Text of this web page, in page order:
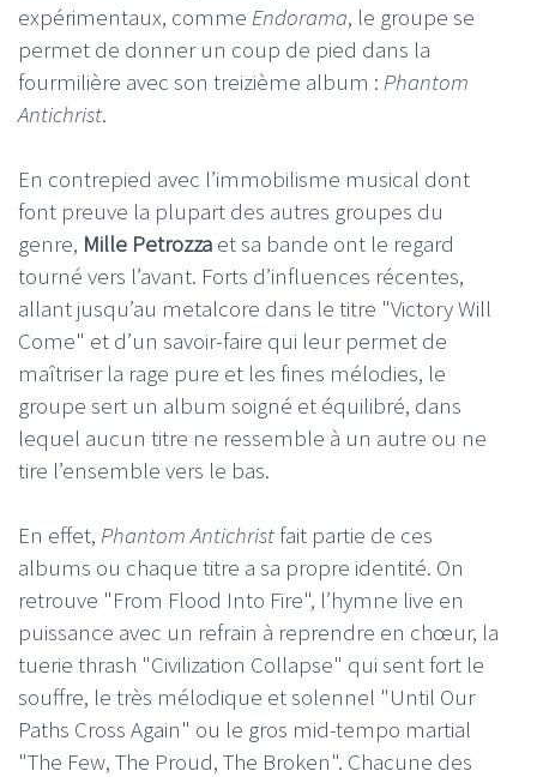
expérimentaux, comme Endorama, le groupe se
permet de donner un coup de pied dans la
fourmilière avec son treizième album : Phantom
Antichrist.
En contrepied avec l’immobilisme musical dont
font preuve la plupart des autres groupes du
genre, Mille Petrozza et sa bande ont le regard
tourné vers l’avant. Forts d’influences récentes,
allant jusqu’au metalcore dans le titre "Victory Will
Come" et d’un savoir-faire qui leur permet de
maîtriser la rage pure et les fines mélodies, le
groupe sert un album soigné et équilibré, dans
lequel aucun titre ne ressemble à un autre ou ne
tire l’ensemble vers le bas.
En effet, Phantom Antichristfait partie de ces
albums ou chaque titre a sa propre identité. On
retrouve "From Flood Into Fire", l’hymne live en
puissance avec un refrain à reprendre en chœur, la
tuerie thrash "Civilization Collapse" qui sent fort le
souffre, le très mélodique et solennel "Until Our
Paths Cross Again" ou le gros mid-tempo martial
"The Few, The Proud, The Broken". Chacune des